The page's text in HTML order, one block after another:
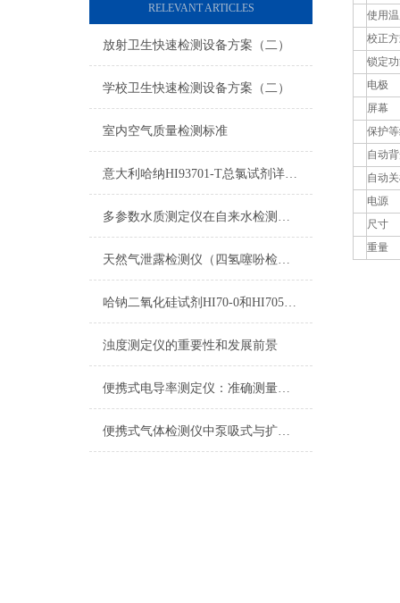
RELEVANT ARTICLES
放射卫生快速检测设备方案（二）
学校卫生快速检测设备方案（二）
室内空气质量检测标准
意大利哈纳HI93701-T总氯试剂详细参数及测量原理
多参数水质测定仪在自来水检测上的应用
天然气泄露检测仪（四氢噻吩检测仪）
哈钠二氧化硅试剂HI70-0和HI705B-0测量原理
浊度测定仪的重要性和发展前景
便携式电导率测定仪：准确测量水质电导率，保障饮用水安全与健康
便携式气体检测仪中泵吸式与扩散式的区别
使用
校正
锁定
电极
屏幕
保护
自动
自动
电源
尺寸
重量